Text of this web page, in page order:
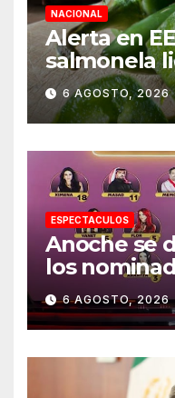
NACIONAL
Alerta en
salmonela
mexicanos;
casos
6 AGOSTO, 2026
ESPECTACULOS
Anoche se
los
los
la segunda
6 AGOSTO, 2026